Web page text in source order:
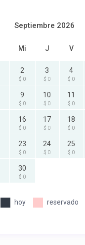
Septiembre 2026
Mi J V
2
$ 0
3
$ 0
4
$ 0
9
$ 0
10
$ 0
11
$ 0
16
$ 0
17
$ 0
18
$ 0
23
$ 0
24
$ 0
25
$ 0
30
$ 0
hoy reservado